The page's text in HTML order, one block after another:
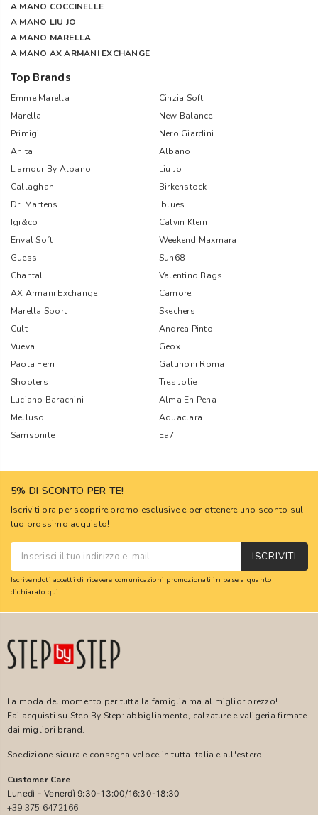
A MANO COCCINELLE
A MANO LIU JO
A MANO MARELLA
A MANO AX ARMANI EXCHANGE
Top Brands
Emme Marella
Cinzia Soft
Marella
New Balance
Primigi
Nero Giardini
Anita
Albano
L'amour By Albano
Liu Jo
Callaghan
Birkenstock
Dr. Martens
Iblues
Igi&co
Calvin Klein
Enval Soft
Weekend Maxmara
Guess
Sun68
Chantal
Valentino Bags
AX Armani Exchange
Camore
Marella Sport
Skechers
Cult
Andrea Pinto
Vueva
Geox
Paola Ferri
Gattinoni Roma
Shooters
Tres Jolie
Luciano Barachini
Alma En Pena
Melluso
Aquaclara
Samsonite
Ea7
5% DI SCONTO PER TE!
Iscriviti ora per scoprire promo esclusive e per ottenere uno sconto sul
tuo prossimo acquisto!
ISCRIVITI
Iscrivendoti accetti di ricevere comunicazioni promozionali in base a quanto
dichiarato qui.
La moda del momento per tutta la famiglia ma al miglior prezzo!
Fai acquisti su Step By Step: abbigliamento, calzature e valigeria firmate
dai migliori brand.
Spedizione sicura e consegna veloce in tutta Italia e all'estero!
Customer Care
Lunedì - Venerdì 9:30-13:00/16:30-18:30
+39 375 6472166